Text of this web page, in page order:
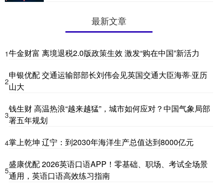
最新文章
1牛金财富 离境退税2.0版政策生效 激发“购在中国”新活力
2
申银优配 交通运输部部长刘伟会见英国交通大臣海蒂·亚历
山大
3
钱生财 高温热浪“越来越猛”，城市如何应对？中国气象局部
署五年规划
4掌上乾坤 辽宁：到2030年海洋生产总值达到8000亿元
5
盛康优配 2026英语口语APP！零基础、职场、考试全场景
通用，英语口语高效练习指南